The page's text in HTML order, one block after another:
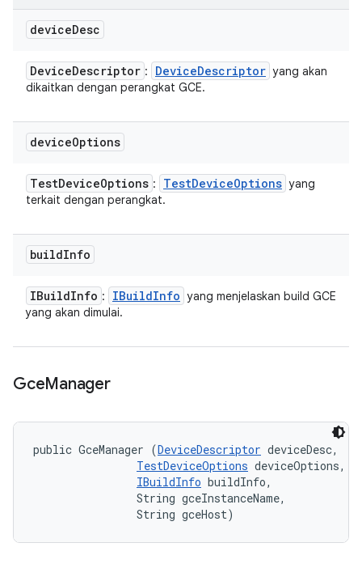
deviceDesc
DeviceDescriptor : DeviceDescriptor yang akan
dikaitkan dengan perangkat GCE.
deviceOptions
TestDeviceOptions : TestDeviceOptions yang
terkait dengan perangkat.
buildInfo
IBuildInfo : IBuildInfo yang menjelaskan build GCE
yang akan dimulai.
GceManager
public GceManager (DeviceDescriptor deviceDesc,
TestDeviceOptions deviceOptions,
IBuildInfo buildInfo,
                String gceInstanceName,
                String gceHost)